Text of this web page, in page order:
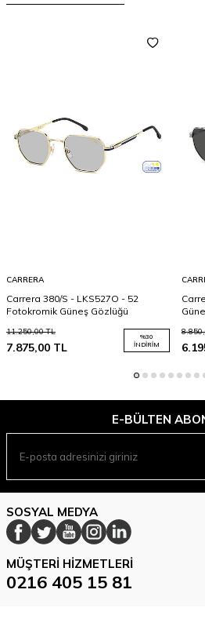
CARRERA
Carrera 380/S - LKS527O - 52
Fotokromik Güneş Gözlüğü
11.250,00TL
7.875,00 TL
%30
İNDIRIM
E-BÜLTEN
SOSYAL MEDYA
MÜŞTERI HIZMETLERI
0216 405 15 81